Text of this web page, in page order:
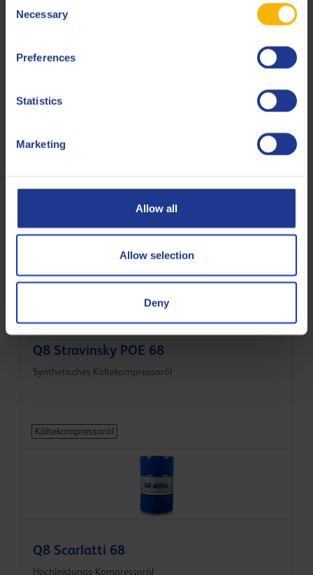
Selection
Necessary
Preferences
Statistics
Marketing
Allow all
Allow selection
Deny
Q8 Strauss 46
Kompressoröl
Q8 Stravinsky POE 68
Synthetisches Kältekompressoröl
Kältekompressoröl
Q8 Scarlatti 68
Hochleistungs-Kompressoröl